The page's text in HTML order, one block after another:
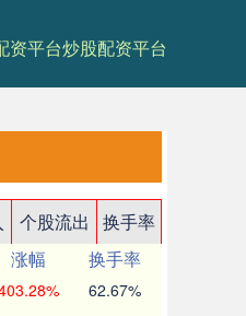
资平台炒股配资平台
个股流出
换手率
涨幅
换手率
62.67%